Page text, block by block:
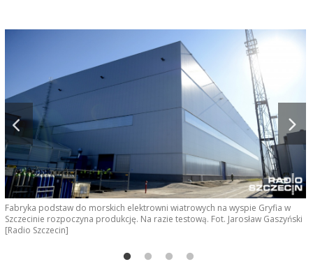
Fabryka podstaw do morskich elektrowni wiatrowych na wyspie Gryfia w
Szczecinie rozpoczyna produkcję. Na razie testową. Fot. Jarosław Gaszyński
[Radio Szczecin]